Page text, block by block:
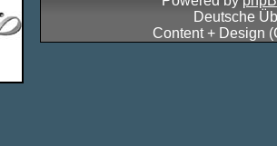
Deutsche
Content + Design